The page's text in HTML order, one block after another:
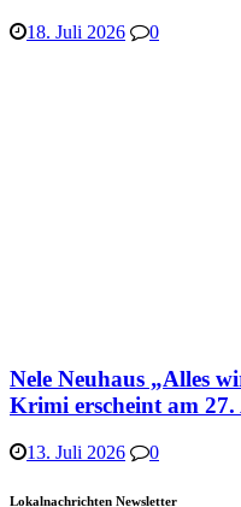
18. Juli 2026 0
Nele Neuhaus „Alles
Krimi erscheint am 27.
13. Juli 2026 0
Lokalnachrichten Newsletter